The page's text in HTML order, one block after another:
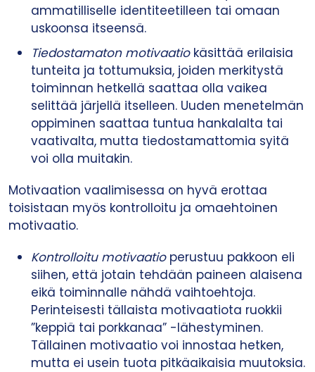
ammatilliselle identiteetilleen tai omaan
uskoonsa itseensä.
Tiedostamaton motivaatio käsittää erilaisia
tunteita ja tottumuksia, joiden merkitystä
toiminnan hetkellä saattaa olla vaikea
selittää järjellä itselleen. Uuden menetelmän
oppiminen saattaa tuntua hankalalta tai
vaativalta, mutta tiedostamattomia syitä
voi olla muitakin.
Motivaation vaalimisessa on hyvä erottaa
toisistaan myös kontrolloitu ja omaehtoinen
motivaatio.
Kontrolloitu motivaatioperustuu pakkoon eli
siihen, että jotain tehdään paineen alaisena
eikä toiminnalle nähdä vaihtoehtoja.
Perinteisesti tällaista motivaatiota ruokkii
”keppiä tai porkkanaa” -lähestyminen.
Tällainen motivaatio voi innostaa hetken,
mutta ei usein tuota pitkäaikaisia muutoksia.